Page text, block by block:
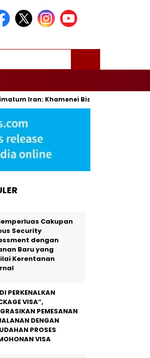
Iran: Khamenei Bisa Kami Hancurkan
Cakupan
Security
dengan
Baru yang
Kerentanan
PERKENALKAN
VISA”,
PEMESANAN
DENGAN
PROSES
VISA